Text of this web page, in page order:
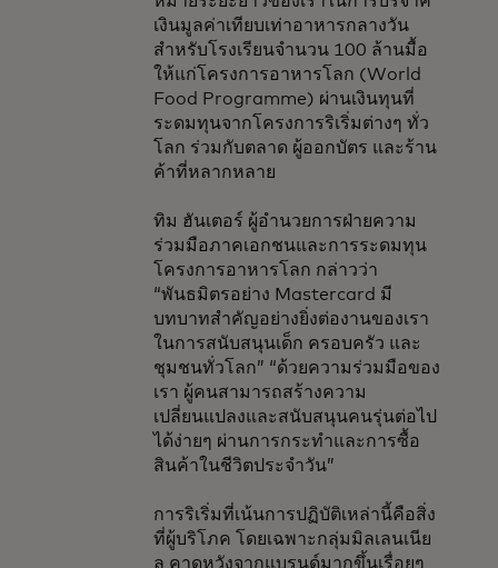
เงินมูลค่าเทียบเท่าอาหารกลางวัน
สำหรับโรงเรียนจำนวน 100 ล้านมื้อ
ให้แก่โครงการอาหารโลก (World
Food Programme) ผ่านเงินทุนที่
ระดมทุนจากโครงการริเริ่มต่างๆ ทั่ว
โลก ร่วมกับตลาด ผู้ออกบัตร และร้าน
ค้าที่หลากหลาย
ทิม ฮันเตอร์ ผู้อำนวยการฝ่ายความ
ร่วมมือภาคเอกชนและการระดมทุน
โครงการอาหารโลก กล่าวว่า
“พันธมิตรอย่าง Mastercard มี
บทบาทสำคัญอย่างยิ่งต่องานของเรา
ในการสนับสนุนเด็ก ครอบครัว และ
ชุมชนทั่วโลก” “ด้วยความร่วมมือของ
เรา ผู้คนสามารถสร้างความ
เปลี่ยนแปลงและสนับสนุนคนรุ่นต่อไป
ได้ง่ายๆ ผ่านการกระทำและการซื้อ
สินค้าในชีวิตประจำวัน”
การริเริ่มที่เน้นการปฏิบัติเหล่านี้คือสิ่ง
ที่ผู้บริโภค โดยเฉพาะกลุ่มมิลเลนเนีย
ล คาดหวังจากแบรนด์มากขึ้นเรื่อยๆ